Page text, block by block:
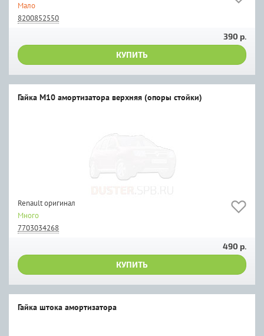
Мало
8200852550
390 р.
КУПИТЬ
Гайка М10 амортизатора верхняя (опоры стойки)
Renault оригинал
Много
7703034268
490 р.
КУПИТЬ
Гайка штока амортизатора